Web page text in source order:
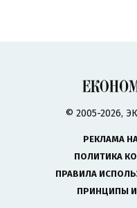
© 2005-2026,
РЕКЛАМА
ПОЛИТИКА
ПРАВИЛА
ПРИНЦИПЫ